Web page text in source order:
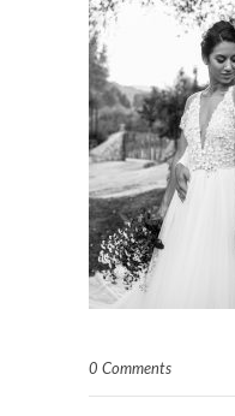
0 Comments